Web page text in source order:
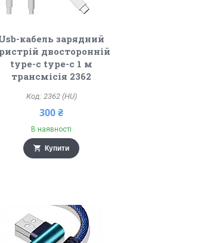
кабель зарядний
двосторонній
type-c type-c 1 м
трансмісія 2362
2362 (HU)
300 ₴
В наявності
Купити